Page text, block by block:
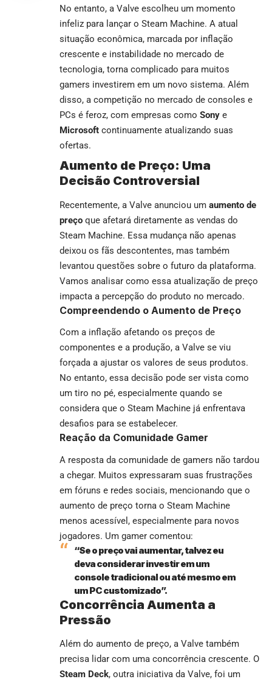
No entanto, a Valve escolheu um momento
infeliz para lançar o Steam Machine. A atual
situação econômica, marcada por inflação
crescente e instabilidade no mercado de
tecnologia, torna complicado para muitos
gamers investirem em um novo sistema. Além
disso, a competição no mercado de consoles e
PCs é feroz, com empresas como Sony e
Microsoft continuamente atualizando suas
ofertas.
Aumento de Preço: Uma
Decisão Controversial
Recentemente, a Valve anunciou um aumento de
preço que afetará diretamente as vendas do
Steam Machine. Essa mudança não apenas
deixou os fãs descontentes, mas também
levantou questões sobre o futuro da plataforma.
Vamos analisar como essa atualização de preço
impacta a percepção do produto no mercado.
Compreendendo o Aumento de Preço
Com a inflação afetando os preços de
componentes e a produção, a Valve se viu
forçada a ajustar os valores de seus produtos.
No entanto, essa decisão pode ser vista como
um tiro no pé, especialmente quando se
considera que o Steam Machine já enfrentava
desafios para se estabelecer.
Reação da Comunidade Gamer
A resposta da comunidade de gamers não tardou
a chegar. Muitos expressaram suas frustrações
em fóruns e redes sociais, mencionando que o
aumento de preço torna o Steam Machine
menos acessível, especialmente para novos
jogadores. Um gamer comentou:
“Se o preço vai aumentar, talvez eu
deva considerar investir em um
console tradicional ou até mesmo em
um PC customizado”.
Concorrência Aumenta a
Pressão
Além do aumento de preço, a Valve também
precisa lidar com uma concorrência crescente. O
Steam Deck, outra iniciativa da Valve, foi um